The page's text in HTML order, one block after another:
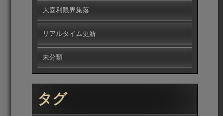
大喜利限界集落
リアルタイム更新
未分類
タグ